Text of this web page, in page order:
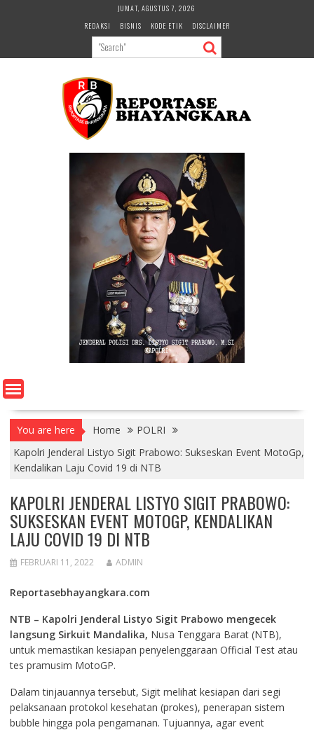
JUMAT, AGUSTUS 7, 2026
REDAKSI
BISNIS KODE ETIK DISCLAIMER
You are here Home
POLRI
Kapolri Jenderal Listyo Sigit Prabowo: Sukseskan Event MotoGp,
Kendalikan Laju Covid 19 di NTB
KAPOLRI JENDERAL LISTYO SIGIT PRABOWO:
SUKSESKAN EVENT MOTOGP, KENDALIKAN
LAJU COVID 19 DI NTB
FEBRUARI 11, 2022 ADMIN
Reportasebhayangkara.com
NTB – Kapolri Jenderal Listyo Sigit Prabowo mengecek
langsung Sirkuit Mandalika, Nusa Tenggara Barat (NTB),
untuk memastikan kesiapan penyelenggaraan Official Test atau
tes pramusim MotoGP.
Dalam tinjauannya tersebut, Sigit melihat kesiapan dari segi
pelaksanaan protokol kesehatan (prokes), penerapan sistem
bubble hingga pola pengamanan. Tujuannya, agar event